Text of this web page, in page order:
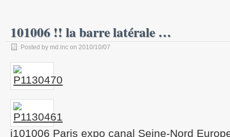
101006 !! la barre latérale …
Posted by md.inc on 2010/10/07
i101006 Paris expo canal Seine-Nord